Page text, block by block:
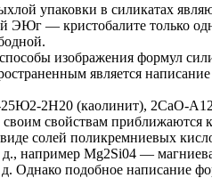
упаковки в силикатах
ЭЮг — кристобалите только
изображения формул
является
2Н20 (каолинит), 2СаО-
свойствам приближаются
виде солей поликремниевых
например Mg2Si04 —
Однако подобное написание